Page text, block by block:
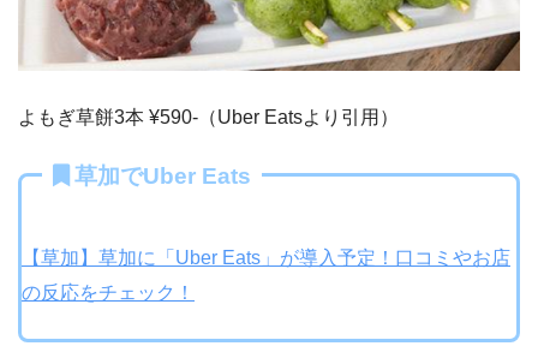
よもぎ草餅3本 ¥590-（Uber Eatsより引用）
草加でUber Eats
【草加】草加に「Uber Eats」が導入予定！口コミやお店
の反応をチェック！